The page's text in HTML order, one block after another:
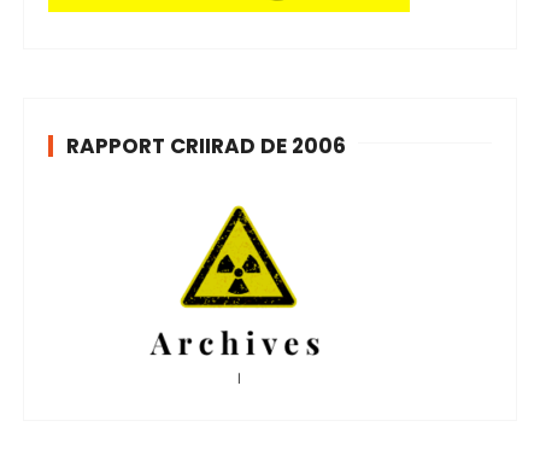
RAPPORT CRIIRAD DE 2006